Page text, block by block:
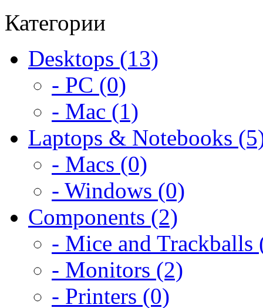
Категории
Desktops (13)
- PC (0)
- Mac (1)
Laptops & Notebooks
- Macs (0)
- Windows (0)
Components (2)
- Mice and Trackballs
- Monitors (2)
- Printers (0)